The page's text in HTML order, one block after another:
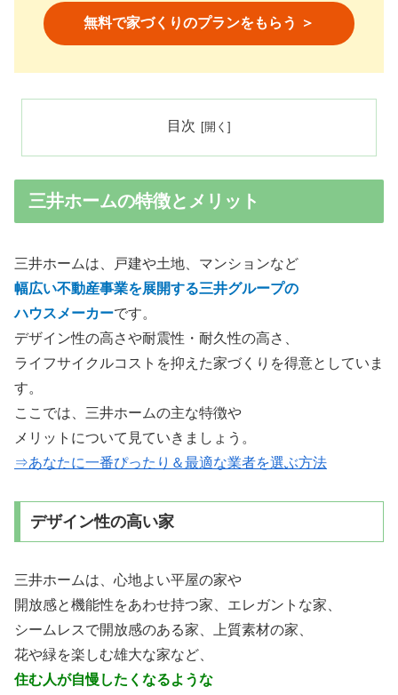
無料で家づくりのプランをもらう ＞
目次
三井ホームの特徴とメリット
三井ホームは、戸建や土地、マンションなど
幅広い不動産事業を展開する三井グループの
ハウスメーカーです。
デザイン性の高さや耐震性・耐久性の高さ、
ライフサイクルコストを抑えた家づくりを得意としていま
す。
ここでは、三井ホームの主な特徴や
メリットについて見ていきましょう。
⇒あなたに一番ぴったり＆最適な業者を選ぶ方法
デザイン性の高い家
三井ホームは、心地よい平屋の家や
開放感と機能性をあわせ持つ家、エレガントな家、
シームレスで開放感のある家、上質素材の家、
花や緑を楽しむ雄大な家など、
住む人が自慢したくなるような